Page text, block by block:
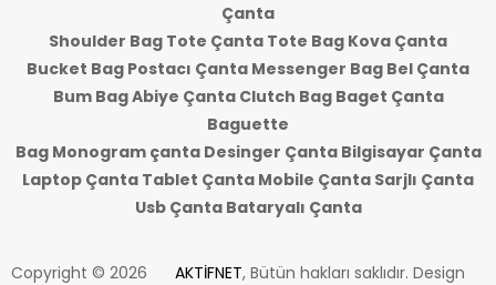
Çanta
Shoulder Bag Tote Çanta Tote Bag Kova Çanta
Bucket Bag Postacı Çanta Messenger Bag Bel Çanta
Bum Bag Abiye Çanta Clutch Bag Baget Çanta
Baguette
Bag Monogram çanta Desinger Çanta Bilgisayar Çanta
Laptop Çanta Tablet Çanta Mobile Çanta Sarjlı Çanta
Usb Çanta Bataryalı Çanta
Copyright © 2026 AKTİFNET, Bütün hakları saklıdır. Design